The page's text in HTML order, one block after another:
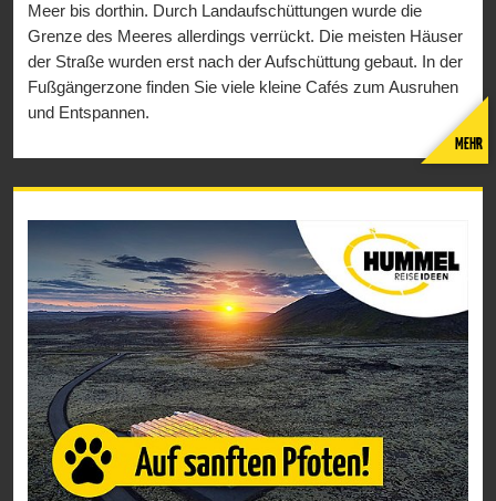
Meer bis dorthin. Durch Landaufschüttungen wurde die
Grenze des Meeres allerdings verrückt. Die meisten Häuser
der Straße wurden erst nach der Aufschüttung gebaut. In der
Fußgängerzone finden Sie viele kleine Cafés zum Ausruhen
und Entspannen.
In der Aðalstræti steht vor einem roten Haus eine Statue. Die
Haus ist das Gebäude, in dem Sveinsson seine Kindheit
verbrachte. Das Gebäude, das auch „Nonni-Haus“ genannt
wird, ist heute ein Museum. Das Museum bietet Einblicke in
die damalige Lebensverhältnisse.
Haus des Dichters Matthias Jochumsson
Neben der Hauptkirche liegt ein weiß gestrichenes Holzhaus
in einem kleinen Park. Dieses Haus ist das ehemalige
Wohn- und Sterbehaus des isländischen Nationaldichters
Matthias Jochumsson. Die wohl bekannteste Arbeit des
Dichters ist die isländische Nationalhymne. Dieses Gebäude
MEHR